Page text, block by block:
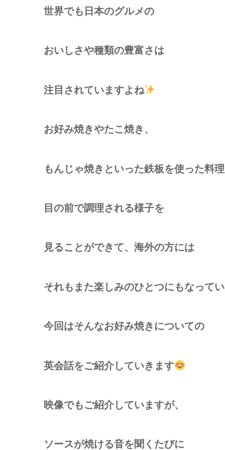
世界でも日本のグルメの
おいしさや種類の豊富さは
注目されていますよね
お好み焼きやたこ焼き、
もんじゃ焼きといった鉄板を使った料
目の前で調理される様子を
見ることができて、海外の方には
それもまた楽しみのひとつにもなって
今回はそんなお好み焼きについての
英会話をご紹介していきます
映像でもご紹介していますが、
ソースが焼ける音を聞くたびに